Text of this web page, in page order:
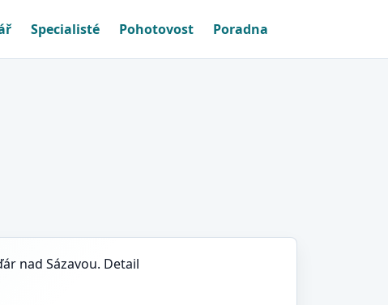
Specialisté Pohotovost Poradna
nad Sázavou. Detail